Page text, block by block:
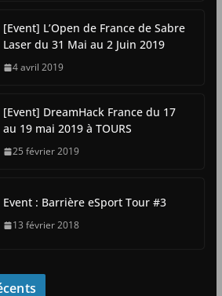
[Event] L’Open de France de Sabre
Laser du 31 Mai au 2 Juin 2019
4 avril 2019
[Event] DreamHack France du 17
au 19 mai 2019 à TOURS
25 février 2019
Event : Barrière eSport Tour #3
13 février 2018